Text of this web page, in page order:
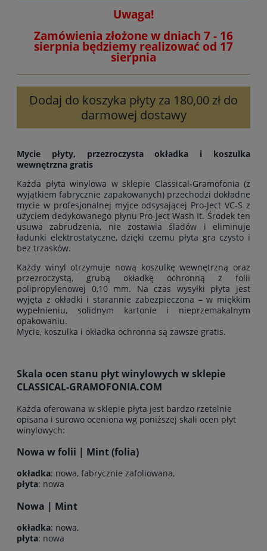
Uwaga!
Zamówienia złożone w dniach 7 - 16
sierpnia będziemy realizować od 17
sierpnia
Dodaj do koszyka płyty za 180,00 zł do
darmowej dostawy
Mycie płyty, przezroczysta okładka i koszulka
wewnętrzna gratis
Każda płyta winylowa w sklepie Classical-Gramofonia (z
wyjątkiem fabrycznie zapakowanych) przechodzi dokładne
mycie w profesjonalnej myjce odsysającej Pro-Ject VC-S z
użyciem dedykowanego płynu Pro-Ject Wash It. Środek ten
usuwa zabrudzenia, nie zostawia śladów i eliminuje
ładunki elektrostatyczne, dzięki czemu płyta gra czysto i
bez trzasków.
Każdy winyl otrzymuje nową koszulkę wewnętrzną oraz
przezroczystą, grubą okładkę ochronną z folii
polipropylenowej 0,10 mm. Na czas wysyłki płyta jest
wyjęta z okładki i starannie zabezpieczona – w miękkim
wypełnieniu, solidnym kartonie i nieprzemakalnym
opakowaniu.
Mycie, koszulka i okładka ochronna są zawsze gratis.
Skala ocen stanu płyt winylowych w sklepie
CLASSICAL-GRAMOFONIA.COM
Każda oferowana w sklepie płyta jest bardzo rzetelnie
opisana i surowo oceniona wg poniższej skali ocen płyt
winylowych:
Nowa w folii | Mint (folia)
okładka: nowa, fabrycznie zafoliowana,
płyta: nowa
Nowa | Mint
okładka: nowa,
płyta: nowa